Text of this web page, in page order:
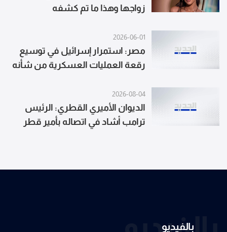
زواجها وهذا ما تم كشفه
2026-06-01
مصر: استمرار إسرائيل في توسيع
رقعة العمليات العسكرية من شأنه
على ضرورة اضطلاع مجلس الأمن
والأطراف الدولية الفاعلة
بمسؤولياتها بشكل عاجل
2026-08-04
الديوان الأميري القطري: الرئيس
ترامب أشاد في اتصاله بأمير قطر
بالفيديو